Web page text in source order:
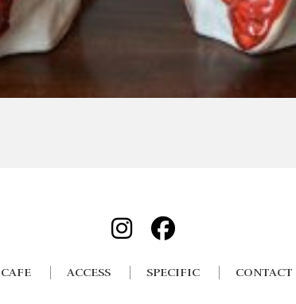
CAFE ACCESS SPECIFIC CONTACT